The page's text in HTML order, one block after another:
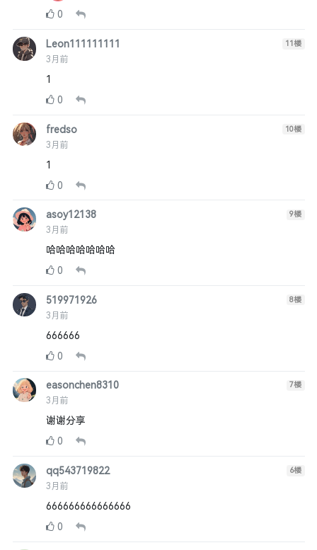
0
Leon111111111
3月前
11楼
1
0
fredso
3月前
10楼
1
0
asoy12138
3月前
9楼
哈哈哈哈哈哈哈
0
519971926
3月前
8楼
666666
0
easonchen8310
3月前
7楼
谢谢分享
0
qq543719822
3月前
6楼
666666666666666
0